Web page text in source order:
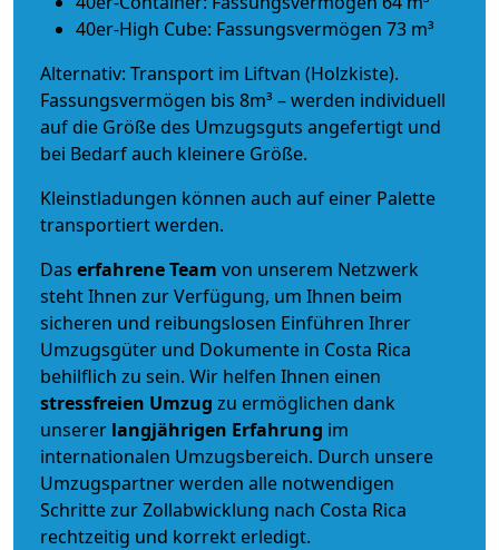
40er-High Cube: Fassungsvermögen 73 m³
Alternativ: Transport im Liftvan (Holzkiste).
Fassungsvermögen bis 8m³ – werden individuell
auf die Größe des Umzugsguts angefertigt und
bei Bedarf auch kleinere Größe.
Kleinstladungen können auch auf einer Palette
transportiert werden.
Das erfahrene Team von unserem Netzwerk
steht Ihnen zur Verfügung, um Ihnen beim
sicheren und reibungslosen Einführen Ihrer
Umzugsgüter und Dokumente in Costa Rica
behilflich zu sein. Wir helfen Ihnen einen
stressfreien Umzug zu ermöglichen dank
unserer langjährigen Erfahrung im
internationalen Umzugsbereich. Durch unsere
Umzugspartner werden alle notwendigen
Schritte zur Zollabwicklung nach Costa Rica
rechtzeitig und korrekt erledigt.